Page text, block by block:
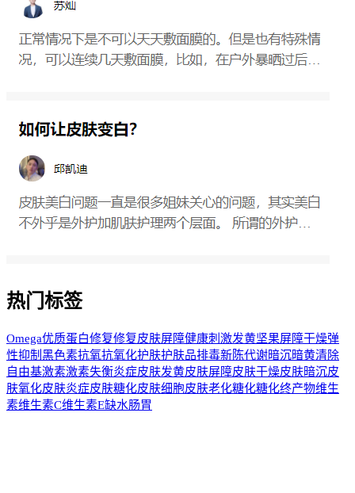
热门标签
Omega优质蛋白修复修复皮肤屏障健康刺激发黄坚果屏障干燥弹
性抑制黑色素抗氧抗氧化护肤护肤品排毒新陈代谢暗沉暗黄清除
自由基激素激素失衡炎症皮肤发黄皮肤屏障皮肤干燥皮肤暗沉皮
肤氧化皮肤炎症皮肤糖化皮肤细胞皮肤老化糖化糖化终产物维生
素维生素C维生素E缺水肠胃